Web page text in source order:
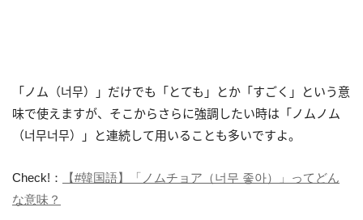
「ノム（너무）」だけでも「とても」とか「すごく」という意
味で使えますが、そこからさらに強調したい時は「ノムノム
（너무너무）」と連続して用いることも多いですよ。
Check!：
【#韓国語】「ノムチョア（너무 좋아）」ってどん
な意味？